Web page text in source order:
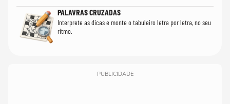
PALAVRAS CRUZADAS
Interprete as dicas e monte o tabuleiro letra por letra, no seu
ritmo.
PUBLICIDADE